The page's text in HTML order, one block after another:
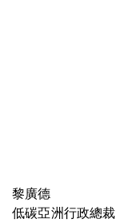
黎廣德
低碳亞洲行政總裁